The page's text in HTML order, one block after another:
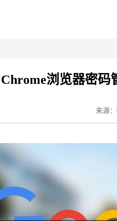
Chrome浏览器密码
来源：